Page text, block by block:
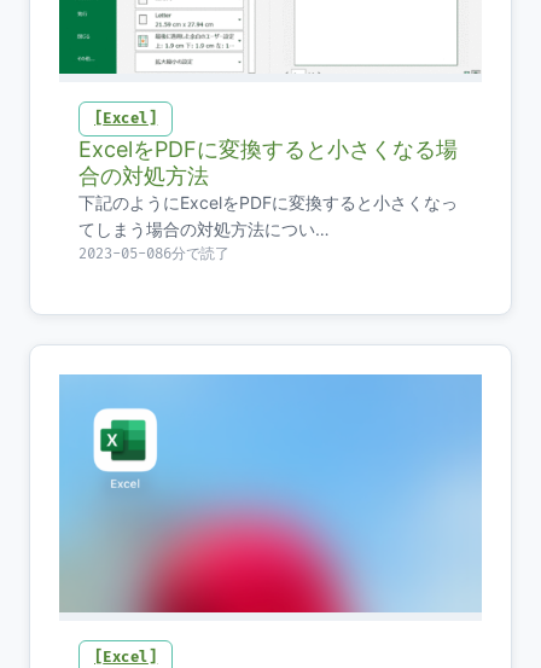
Excel
ExcelをPDFに変換すると小さくなる場
合の対処方法
下記のようにExcelをPDFに変換すると小さくなっ
てしまう場合の対処方法につい…
2023-05-086分で読了
Excel